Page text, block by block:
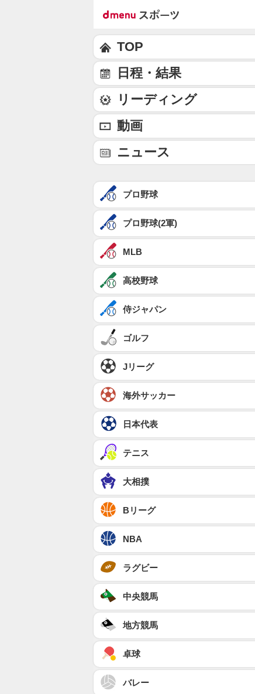
TOP
日程・結果
リーディング
動画
ニュース
プロ野球
プロ野球(2軍)
MLB
高校野球
侍ジャパン
ゴルフ
Jリーグ
海外サッカー
日本代表
テニス
大相撲
Bリーグ
NBA
ラグビー
中央競馬
地方競馬
卓球
バレー